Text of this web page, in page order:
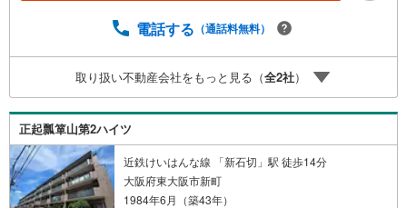
す！■各種相談、承ります！■【無料送迎】「小さなお子さ
らい」などご相談ください！営業スタッフがご自宅に伺っ
て送迎致します！【リフォーム相談】資格を持った専門ス
タッフがお悩みに合わせてお話をうかがい、お客さまにぴ
ったりの提案を行います！■その他:物件相談、住宅ローン
相談、ご質問、気になること、何でもお気軽にご相談くだ
さい！
電話する （通話料無料）
取り扱い不動産会社をもっと見る（全2社）
正起瓢箪山第2ハイツ
近鉄けいはんな線 「新石切」駅 徒歩14分
大阪府東大阪市新町
1984年6月（築43年）